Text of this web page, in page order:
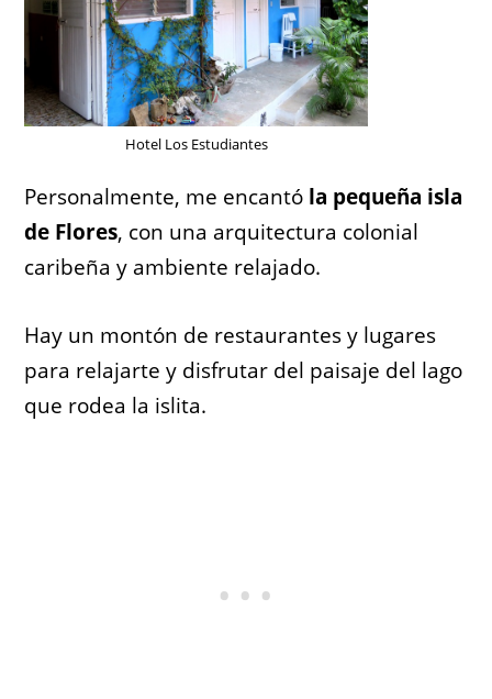
Hotel Los Estudiantes
Personalmente, me encantó la pequeña isla
de Flores, con una arquitectura colonial
caribeña y ambiente relajado.
Hay un montón de restaurantes y lugares
para relajarte y disfrutar del paisaje del lago
que rodea la islita.